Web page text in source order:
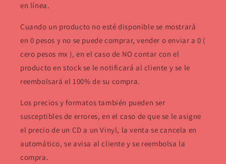
en línea.
Cuando un producto no esté disponible se mostrará
en 0 pesos y no se puede comprar, vender o enviar a 0 (
cero pesos mx ), en el caso de NO contar con el
producto en stock se le notificará al cliente y se le
reembolsará el 100% de su compra.
Los precios y formatos también pueden ser
susceptibles de errores, en el caso de que se le asigne
el precio de un CD a un Vinyl, la venta se cancela en
automático, se avisa al cliente y se reembolsa la
compra.